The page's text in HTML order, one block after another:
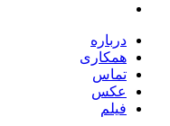
درباره
همکاری
تماس
عکس
فیلم